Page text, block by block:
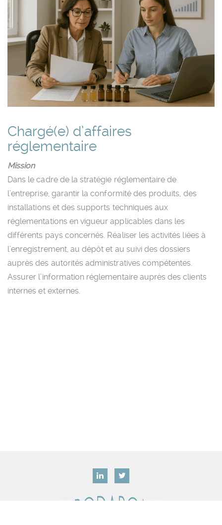
Chargé(e) d’affaires
réglementaire
Mission
Dans le cadre de la stratégie réglementaire de
l’entreprise, garantir la conformité des produits, des
installations et des supports techniques aux
réglementations en vigueur applicables dans les
différents pays concernés. Réaliser les activités liées à
l’enregistrement, au dépôt et au suivi des dossiers
auprès des autorités administratives compétentes.
Assurer l’information réglementaire auprès des clients
internes et externes.